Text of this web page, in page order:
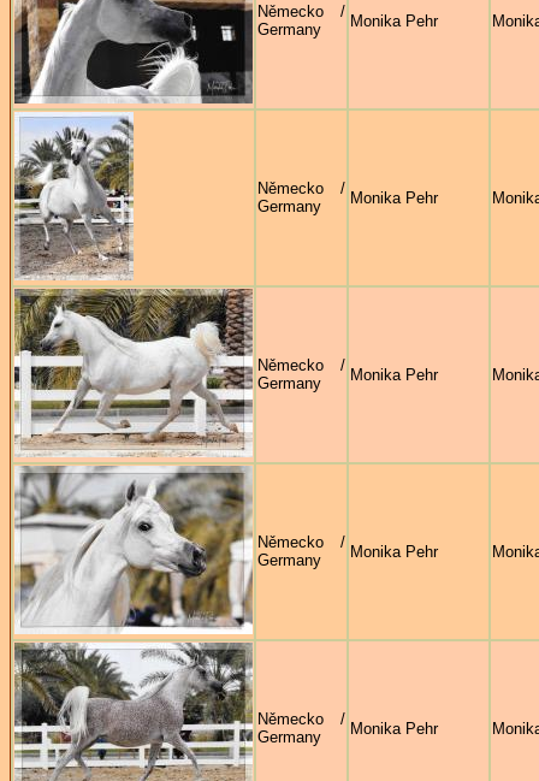
Německo /
Germany
Monika Pehr
Německo /
Germany
Monika Pehr
Německo /
Germany
Monika Pehr
Německo /
Germany
Monika Pehr
Německo /
Germany
Monika Pehr